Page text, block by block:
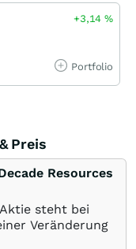
+3,14%
Portfolio
Preis
Resources
steht bei
Veränderung